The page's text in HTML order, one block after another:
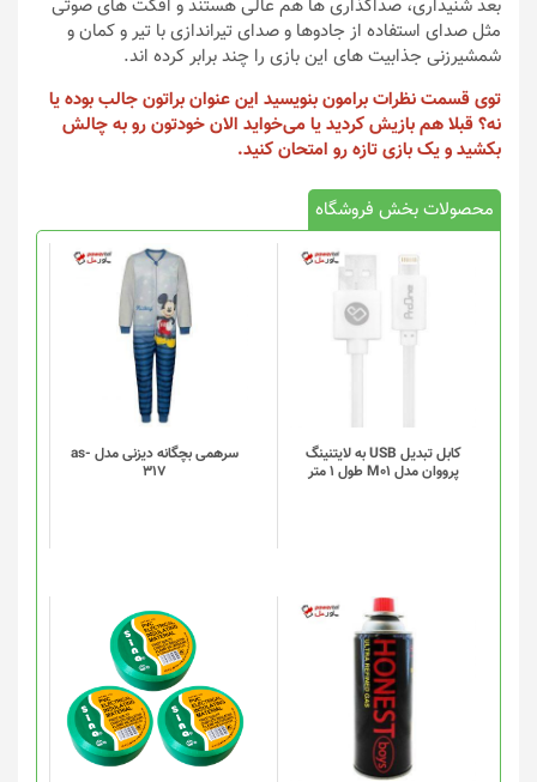
بعد شنیداری، صداگذاری ها هم عالی هستند و افکت های صوتی
مثل صدای استفاده از جادوها و صدای تیراندازی با تیر و کمان و
شمشیرزنی جذابیت های این بازی را چند برابر کرده اند.
توی قسمت نظرات برامون بنویسید این عنوان براتون جالب بوده یا
نه؟ قبلا هم بازیش کردید یا می‌خواید الان خودتون رو به چالش
بکشید و یک بازی تازه رو امتحان کنید.
محصولات بخش فروشگاه
کابل تبدیل USB به لایتنینگ
پرووان مدل M01 طول 1 متر
سرهمی بچگانه دیزنی مدل as-
317